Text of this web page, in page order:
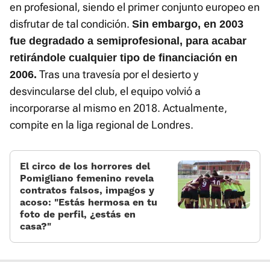
en profesional, siendo el primer conjunto europeo en
disfrutar de tal condición. Sin embargo, en 2003
fue degradado a semiprofesional, para acabar
retirándole cualquier tipo de financiación en
2006. Tras una travesía por el desierto y
desvincularse del club, el equipo volvió a
incorporarse al mismo en 2018. Actualmente,
compite en la liga regional de Londres.
El circo de los horrores del
Pomigliano femenino revela
contratos falsos, impagos y
acoso: «Estás hermosa en tu
foto de perfil, ¿estás en
casa?»